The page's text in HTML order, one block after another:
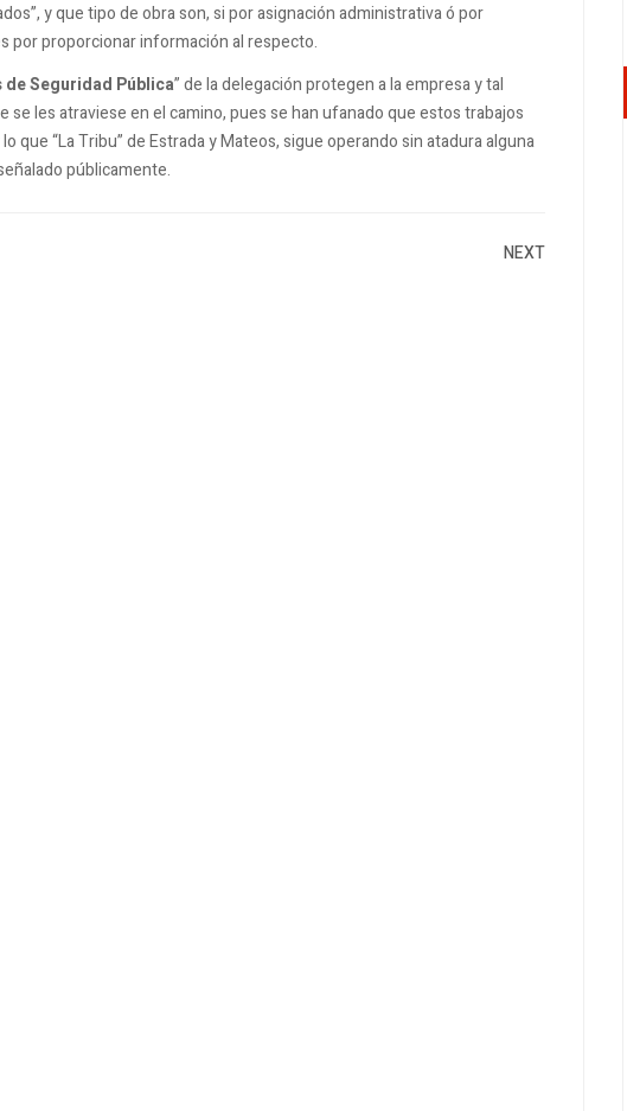
y que tipo de obra son, si por asignación administrativa ó por
por proporcionar información al respecto.
de Seguridad Pública” de la delegación protegen a la empresa y tal
les atraviese en el camino, pues se han ufanado que estos trabajos
que “La Tribu” de Estrada y Mateos, sigue operando sin atadura alguna
públicamente.
NEXT